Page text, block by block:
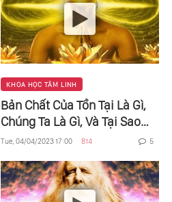
KHOA HỌC TÂM LINH
Bản Chất Của Tồn Tại Là Gì,
Chúng Ta Là Gì, Và Tại Sao
Chúng Ta Lại Ở Đây?
Tue, 04/04/2023 17:00 814 5